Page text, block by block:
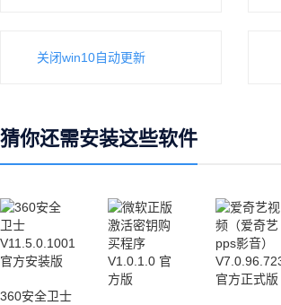
关闭win10自动更新
猜你还需安装这些软件
360安全卫士